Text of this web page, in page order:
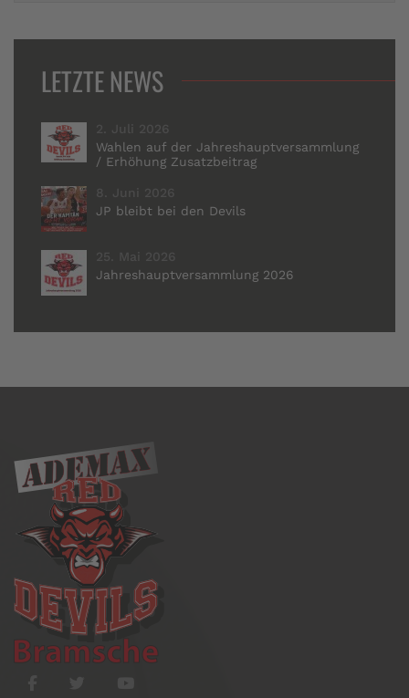
LETZTE NEWS
2. Juli 2026
Wahlen auf der Jahreshauptversammlung
/ Erhöhung Zusatzbeitrag
8. Juni 2026
JP bleibt bei den Devils
25. Mai 2026
Jahreshauptversammlung 2026